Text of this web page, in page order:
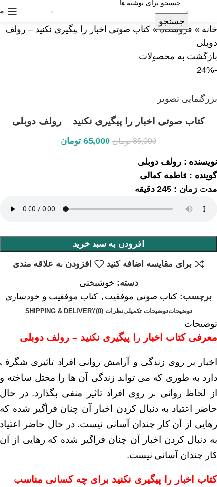
جستجو
خانه » فروشگاه» کتاب صوتی اخبار را پیگیری نکنید – رولف
دوبلی
بازگشت به محصولات
-24%
بزرگنمایی تصویر
کتاب صوتی اخبار را پیگیری نکنید – رولف دوبلی
85,000 تومان 65,000 تومان
نویسنده : رولف دوبلی
گوینده : فاطمه کمالی
مدت زمان : 245 دقیقه
افزودن به سبد خرید
برای مقایسه اضافه کنید
افزودن به علاقه مندی
دسته: خوشبختی
برچسب: کتاب صوتی موفقیت , کتاب موفقیت و خودسازی
توضیحاتتوضیحات تکمیلینظرات (0) SHIPPING & DELIVERY
توضیحات
معرفی کتاب اخبار را پیگیری نکنید – رولف دوبلی
اخبار بر روی زندگی و آرامش روانی افراد تاثیری شگرف
دارد به طوری که می تواند زندگی آن ها را مختل ساخته و
از لحاظ روانی بر روی افراد تاثیر منفی بگذارد. در حال
حاضر اعتیاد به دنبال کردن اخبار آن چنان فراگیر شده که
رهایی از آن کار چندان آسانی نیست. در حال حاضر اعتیاد
به دنبال کردن اخبار آن چنان فراگیر شده که رهایی از آن
کار چندان آسانی نیست.
کتاب اخبار را پیگیری نکنید برای چه کسانی مناسب